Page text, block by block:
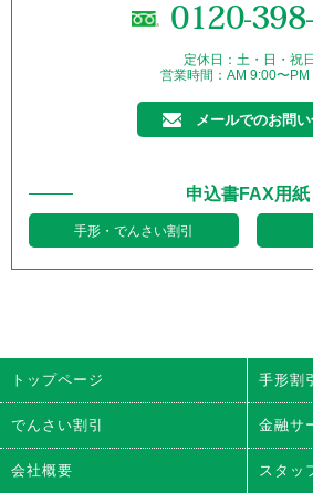
0120-
定休日：土・日・祝日
営業時間：AM 9:00〜PM
メールでのお問
申込書FAX用紙
手形・でんさい割引
トップページ 手形割引
でんさい割引 金融サ
会社概要 スタッ